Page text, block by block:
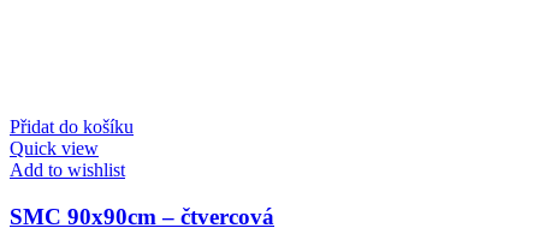
Přidat do košíku
Quick view
Add to wishlist
SMC 90x90cm – čtvercová